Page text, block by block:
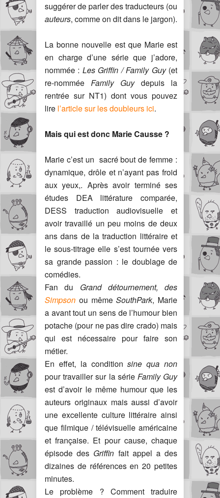
suggérer de parler des traducteurs (ou
auteurs, comme on dit dans le jargon).
La bonne nouvelle est que Marie est
en charge d’une série que j’adore,
nommée : Les Griffin / Family Guy(et
re-nommée Family Guydepuis la
rentrée sur NT1) dont vous pouvez
lire l’article sur les doubleurs ici.
Mais qui est donc Marie Causse ?
Marie c’est un sacré bout de femme :
dynamique, drôle et n’ayant pas froid
aux yeux,. Après avoir terminé ses
études DEA littérature comparée,
DESS traduction audiovisuelle et
avoir travaillé un peu moins de deux
ans dans de la traduction littéraire et
le sous-titrage elle s’est tournée vers
sa grande passion : le doublage de
comédies.
Fan du Grand détournement, des
Simpson ou mêmeSouthPark, Marie
a avant tout un sens de l’humour bien
potache (pour ne pas dire crado) mais
qui est nécessaire pour faire son
métier.
En effet, la conditionsine qua non
pour travailler sur la série Family Guy
est d’avoir le même humour que les
auteurs originaux mais aussi d’avoir
une excellente culture littéraire ainsi
que filmique / télévisuelle américaine
et française. Et pour cause, chaque
épisode des Griffin fait appel a des
dizaines de références en 20 petites
minutes.
Le problème ? Comment traduire